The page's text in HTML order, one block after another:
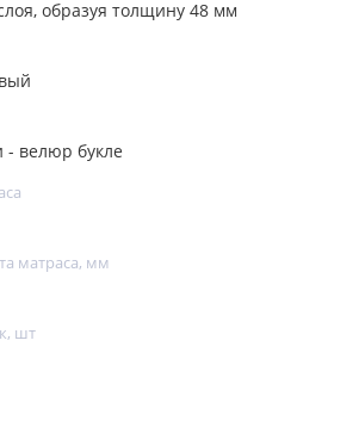
образуя толщину 48 мм
- велюр букле
матраса, мм
шт